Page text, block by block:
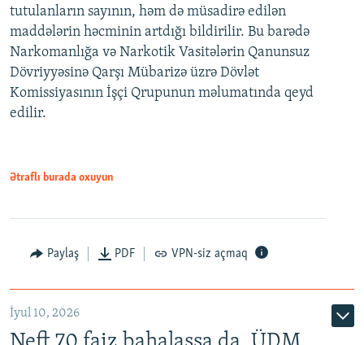
tutulanların sayının, həm də müsadirə edilən
maddələrin həcminin artdığı bildirilir. Bu barədə
Narkomanlığa və Narkotik Vasitələrin Qanunsuz
Dövriyyəsinə Qarşı Mübarizə üzrə Dövlət
Komissiyasının İşçi Qrupunun məlumatında qeyd
edilir.
Ətraflı burada oxuyun
Paylaş PDF VPN-siz açmaq
İyul 10, 2026